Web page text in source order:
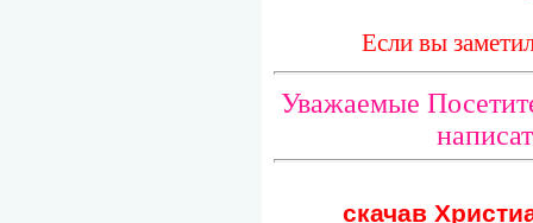
Если вы
Уважаемые
скачав